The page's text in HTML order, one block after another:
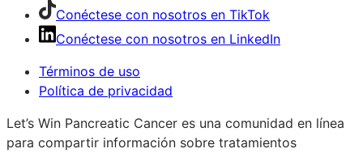
Conéctese con nosotros en TikTok
Conéctese con nosotros en LinkedIn
Términos de uso
Política de privacidad
Let’s Win Pancreatic Cancer es una comunidad en línea
para compartir información sobre tratamientos